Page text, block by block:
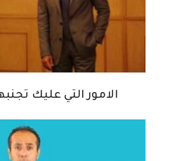
الامور التي عليك